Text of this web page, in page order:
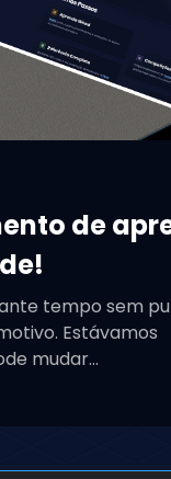
de
tempo sem
Estávamos
mudar...